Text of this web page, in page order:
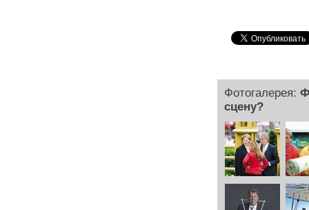
Фотогалерея:
сцену?